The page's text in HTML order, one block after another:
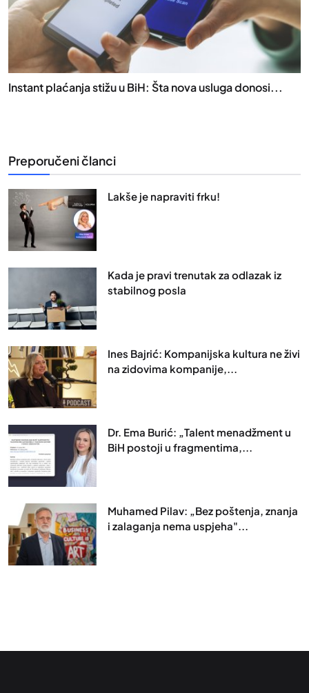
Instant plaćanja stižu u BiH: Šta nova usluga donosi...
Preporučeni članci
Lakše je napraviti frku!
Kada je pravi trenutak za odlazak iz
stabilnog posla
Ines Bajrić: Kompanijska kultura ne živi
na zidovima kompanije,...
Dr. Ema Burić: „Talent menadžment u
BiH postoji u fragmentima,...
Muhamed Pilav: „Bez poštenja, znanja
i zalaganja nema uspjeha"...